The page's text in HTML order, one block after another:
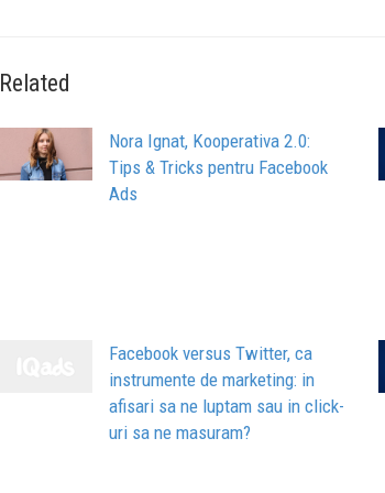
Related
Nora Ignat, Kooperativa 2.0:
Tips & Tricks pentru Facebook
Ads
Facebook versus Twitter, ca
instrumente de marketing: in
afisari sa ne luptam sau in click-
uri sa ne masuram?